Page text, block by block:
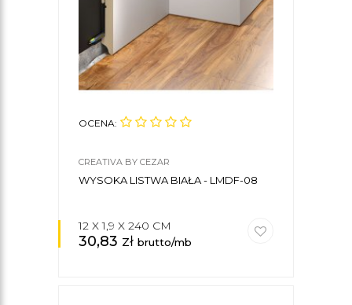
OCENA:
CREATIVA BY CEZAR
WYSOKA LISTWA BIAŁA - LMDF-08
12 X 1,9 X 240 CM
30,83 zł brutto/mb